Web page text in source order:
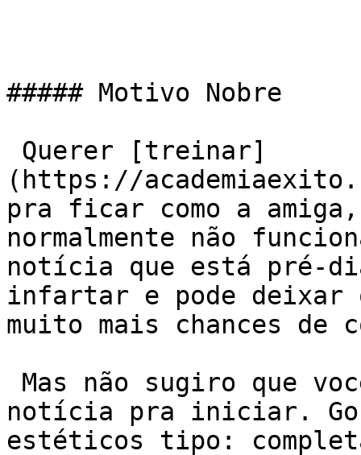
##### Motivo Nobre
(https://
pra ficar como a
normalmente não
notícia que está pré-
infartar e pode deixar
muito mais chances de
notícia pra iniciar.
estéticos tipo: